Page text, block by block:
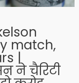
match,
|
ने चैरिटी